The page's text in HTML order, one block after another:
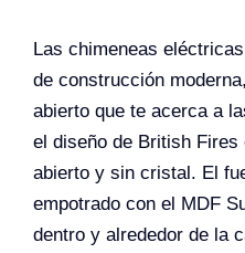
Las chimeneas
de construcción
abierto que te acerca a
el diseño de British
abierto y sin cristal. El
empotrado con el MDF
dentro y alrededor de la